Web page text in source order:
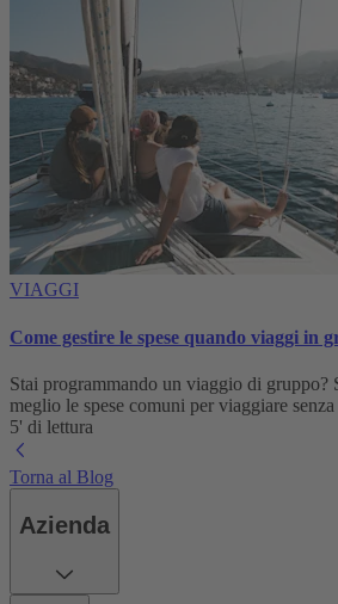
VIAGGI
Come gestire le spese quando viaggi in
Stai programmando un viaggio di gruppo?
meglio le spese comuni per viaggiare senza
5' di lettura
Torna al Blog
Azienda